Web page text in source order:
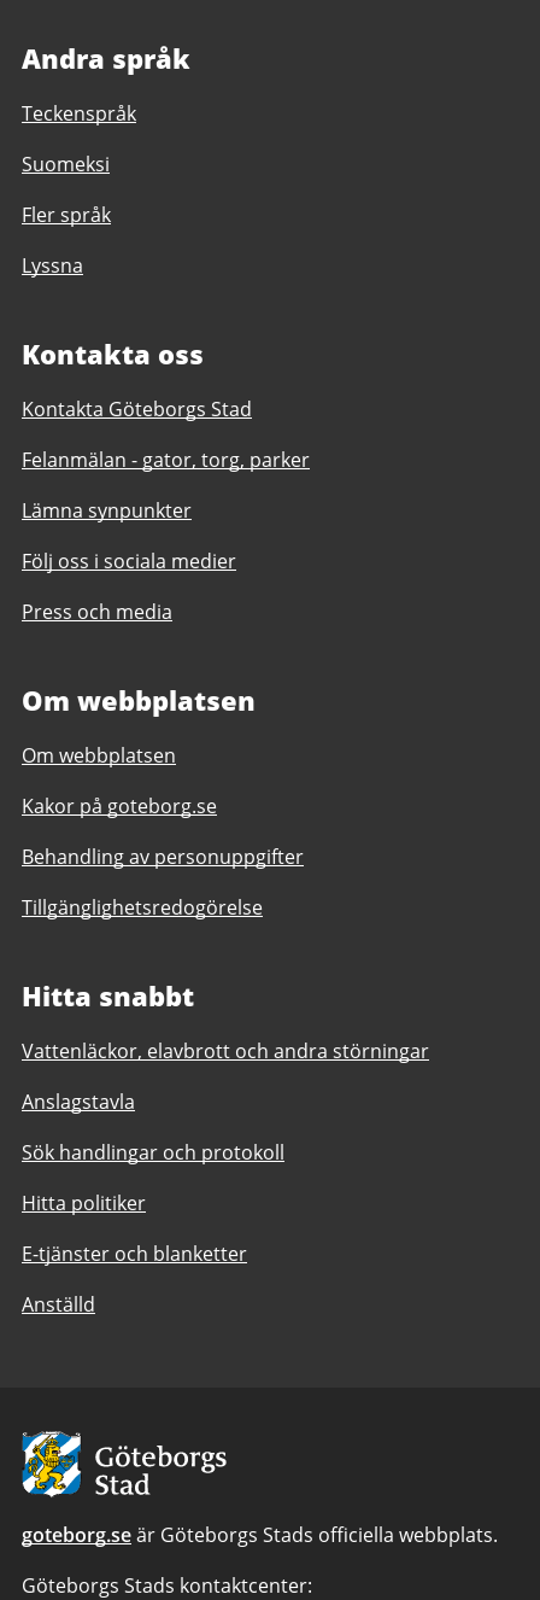
Andra språk
Teckenspråk
Suomeksi
Fler språk
Lyssna
Kontakta oss
Kontakta Göteborgs Stad
Felanmälan - gator, torg, parker
Lämna synpunkter
Följ oss i sociala medier
Press och media
Om webbplatsen
Om webbplatsen
Kakor på goteborg.se
Behandling av personuppgifter
Tillgänglighetsredogörelse
Hitta snabbt
Vattenläckor, elavbrott och andra störningar
Anslagstavla
Sök handlingar och protokoll
Hitta politiker
E-tjänster och blanketter
Anställd
Avsändare:
Göteborgs
Stad
goteborg.seär Göteborgs Stads officiella webbplats.
Göteborgs Stads kontaktcenter: